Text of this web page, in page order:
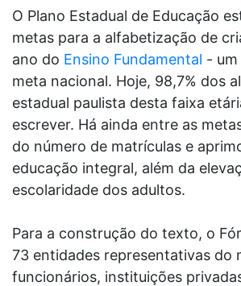
O Plano Estadual de Educação
metas para a alfabetização de
ano do Ensino Fundamental - um
meta nacional. Hoje, 98,7% dos
estadual paulista desta faixa
escrever. Há ainda entre as
do número de matrículas e
educação integral, além da
escolaridade dos adultos.
Para a construção do texto, o
73 entidades representativas do
funcionários, instituições